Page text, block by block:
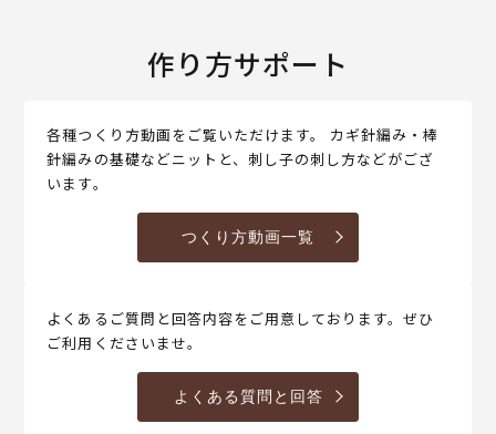
作り方サポート
各種つくり方動画をご覧いただけます。 カギ針編み・棒
針編みの基礎などニットと、刺し子の刺し方などがござ
います。
つくり方動画一覧
よくあるご質問と回答内容をご用意しております。ぜひ
ご利用くださいませ。
よくある質問と回答